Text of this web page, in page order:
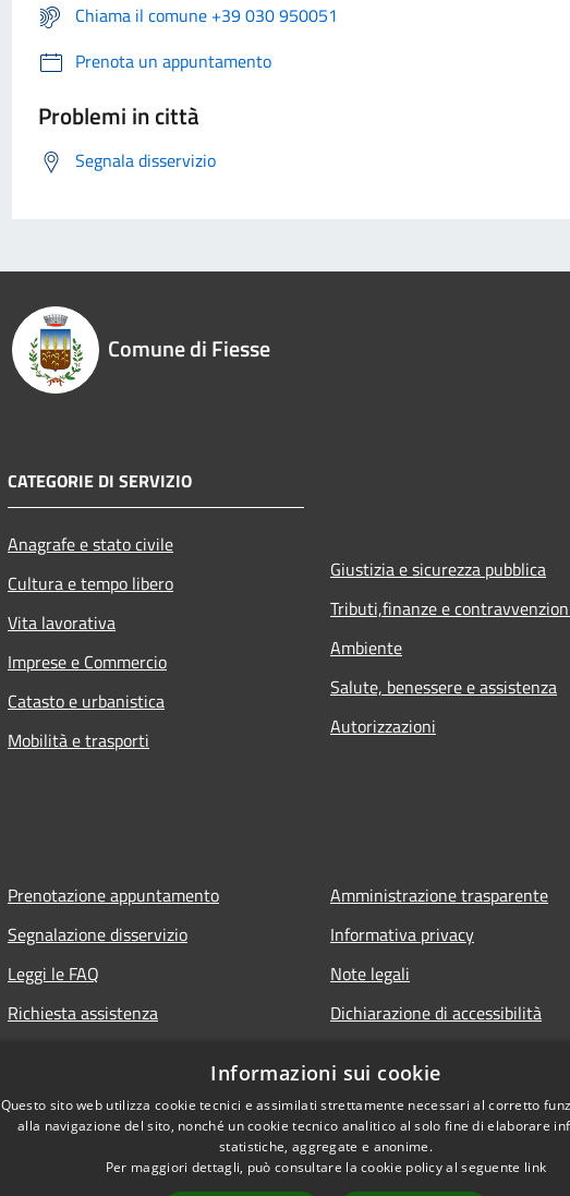
Chiama il comune +39 030 950051
Prenota un appuntamento
Problemi in città
Segnala disservizio
Comune di Fiesse
CATEGORIE DI SERVIZIO
Anagrafe e stato civile
Cultura e tempo libero
Vita lavorativa
Imprese e Commercio
Catasto e urbanistica
Mobilità e trasporti
Giustizia e sicurezza pubblica
Tributi,finanze e
Ambiente
Salute, benessere e assistenza
Autorizzazioni
Prenotazione appuntamento
Segnalazione disservizio
Leggi le FAQ
Richiesta assistenza
Amministrazione trasparente
Informativa privacy
Note legali
Dichiarazione di accessibilità
Informazioni sui cookie
Questo sito web utilizza cookie tecnici e assimilati strettamente necessari al corretto
alla navigazione del sito, nonché un cookie tecnico analitico al solo fine di elaborare
statistiche, aggregate e anonime.
Per maggiori dettagli, può consultare la cookie policy al seguente link